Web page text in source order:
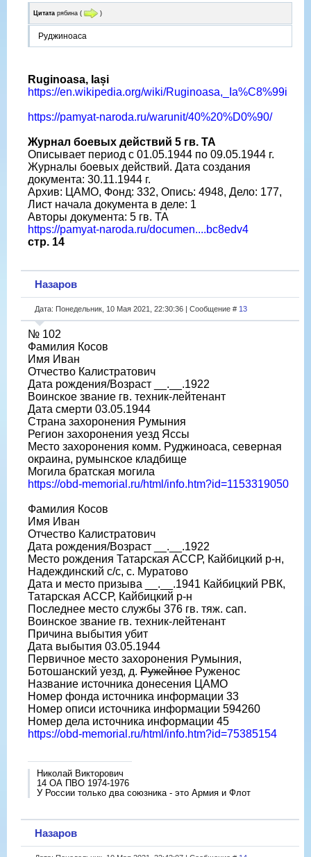
Цитата рябина ( )
Руджиноаса
Ruginoasa, Iași
https://en.wikipedia.org/wiki/Ruginoasa,_Ia%C8%99i
https://pamyat-naroda.ru/warunit/40%20%D0%90/
Журнал боевых действий 5 гв. ТА
Описывает период с 01.05.1944 по 09.05.1944 г.
Журналы боевых действий. Дата создания
документа: 30.11.1944 г.
Архив: ЦАМО, Фонд: 332, Опись: 4948, Дело: 177,
Лист начала документа в деле: 1
Авторы документа: 5 гв. ТА
https://pamyat-naroda.ru/documen....bc8edv4
стр. 14
Назаров
Дата: Понедельник, 10 Мая 2021, 22:30:36 | Сообщение # 13
№ 102
Фамилия Косов
Имя Иван
Отчество Калистратович
Дата рождения/Возраст __.__.1922
Воинское звание гв. техник-лейтенант
Дата смерти 03.05.1944
Страна захоронения Румыния
Регион захоронения уезд Яссы
Место захоронения комм. Руджиноаса, северная
окраина, румынское кладбище
Могила братская могила
https://obd-memorial.ru/html/info.htm?id=1153319050
Фамилия Косов
Имя Иван
Отчество Калистратович
Дата рождения/Возраст __.__.1922
Место рождения Татарская АССР, Кайбицкий р-н,
Надеждинский с/с, с. Муратово
Дата и место призыва __.__.1941 Кайбицкий РВК,
Татарская АССР, Кайбицкий р-н
Последнее место службы 376 гв. тяж. сап.
Воинское звание гв. техник-лейтенант
Причина выбытия убит
Дата выбытия 03.05.1944
Первичное место захоронения Румыния,
Ботошанский уезд, д. Ружейное Руженос
Название источника донесения ЦАМО
Номер фонда источника информации 33
Номер описи источника информации 594260
Номер дела источника информации 45
https://obd-memorial.ru/html/info.htm?id=75385154
Николай Викторович
14 ОА ПВО 1974-1976
У России только два союзника - это Армия и Флот
Назаров